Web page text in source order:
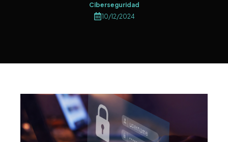
Ciberseguridad
10/12/2024